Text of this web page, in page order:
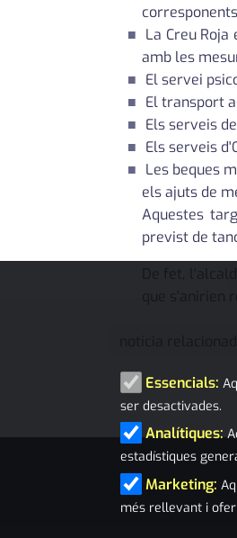
La Creu
amb les
El servei
El transport
Els serveis
Els serveis
Les beques
els ajuts de
Aquestes
previst de
que
Essencials:
ser desactivades.
Analítiques:
estadístiques
Marketing:
més rellevant i